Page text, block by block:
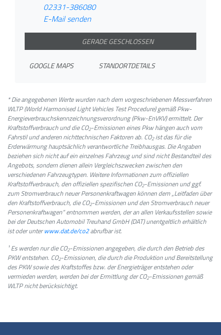
02331-386080
E-Mail senden
GERADE GESCHLOSSEN
GOOGLE MAPS STANDORTDETAILS
* Die angegebenen Werte wurden nach dem vorgeschriebenen Messverfahren
WLTP (World Harmonised Light Vehicles Test Procedure) gemäß Pkw-
Energieverbrauchskennzeichnungsverordnung (Pkw-EnVKV) ermittelt. Der
Kraftstoffverbrauch und die CO2-Emissionen eines Pkw hängen auch vom
Fahrstil und anderen nichttechnischen Faktoren ab. CO2ist das für die
Erderwärmung hauptsächlich verantwortliche Treibhausgas. Die Angaben
beziehen sich nicht auf ein einzelnes Fahrzeug und sind nicht Bestandteil des
Angebots, sondern dienen allein Vergleichszwecken zwischen den
verschiedenen Fahrzeugtypen. Weitere Informationen zum offiziellen
Kraftstoffverbrauch, den offiziellen spezifischen CO2-Emissionen und ggf.
zum Stromverbrauch neuer Personenkraftwagen können dem „Leitfaden über
den Kraftstoffverbrauch, die CO2-Emissionen und den Stromverbrauch neuer
Personenkraftwagen“ entnommen werden, der an allen Verkaufsstellen sowie
bei der Deutschen Automobil Treuhand GmbH (DAT) unentgeltlich erhältlich
ist oder unterwww.dat.de/co2abrufbar ist.
¹ Es werden nur die CO2-Emissionen angegeben, die durch den Betrieb des
PKW entstehen. CO2-Emissionen, die durch die Produktion und Bereitstellung
des PKW sowie des Kraftstoffes bzw. der Energieträger entstehen oder
vermieden werden, werden bei der Ermittlung der CO2-Emissionen gemäß
WLTP nicht berücksichtigt.